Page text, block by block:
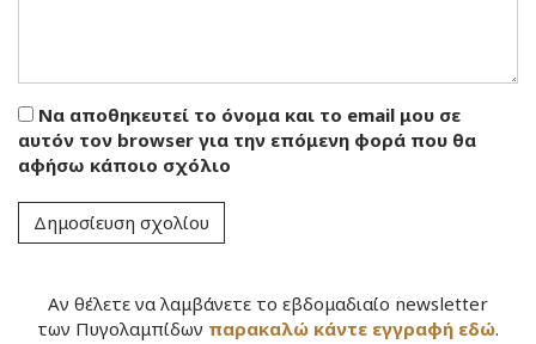
Να αποθηκευτεί το όνομα και το email μου σε
αυτόν τον browser για την επόμενη φορά που θα
αφήσω κάποιο σχόλιο
Αν θέλετε να λαμβάνετε το εβδομαδιαίο newsletter
των Πυγολαμπίδων παρακαλώ κάντε εγγραφή εδώ.